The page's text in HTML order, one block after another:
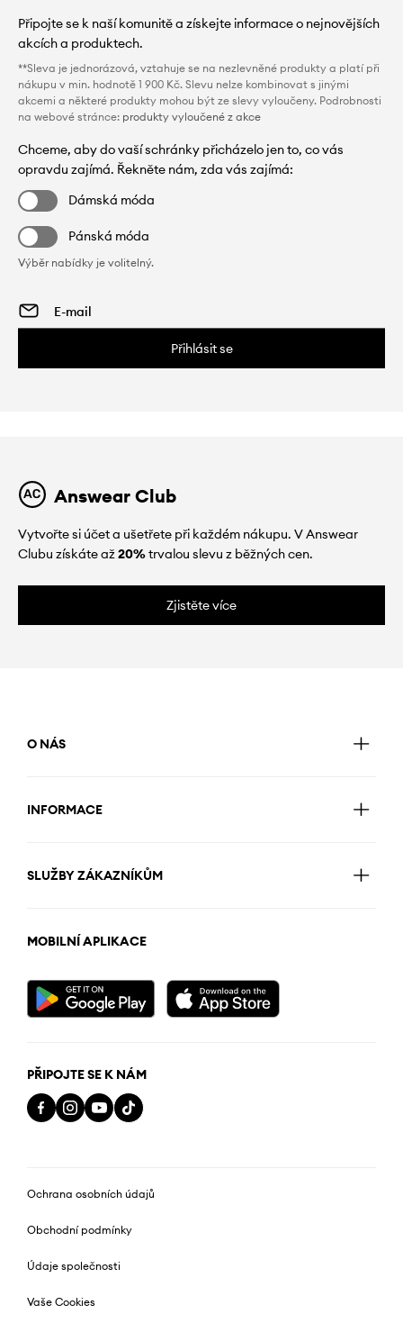
Připojte se k naší komunitě a získejte informace o nejnovějších
akcích a produktech.
**Sleva je jednorázová, vztahuje se na nezlevněné produkty a platí při
nákupu v min. hodnotě 1 900 Kč. Slevu nelze kombinovat s jinými
akcemi a některé produkty mohou být ze slevy vyloučeny. Podrobnosti
na webové stránce: produkty vyloučené z akce
Chceme, aby do vaší schránky přicházelo jen to, co vás
opravdu zajímá. Řekněte nám, zda vás zajímá:
Dámská móda
Pánská móda
Výběr nabídky je volitelný.
Přihlásit se
Answear Club
Vytvořte si účet a ušetřete při každém nákupu. V Answear
Clubu získáte až20%trvalou slevu z běžných cen.
Zjistěte více
O NÁS
INFORMACE
SLUŽBY ZÁKAZNÍKŮM
MOBILNÍ APLIKACE
PŘIPOJTE SE K NÁM
Ochrana osobních údajů
Obchodní podmínky
Údaje společnosti
Vaše Cookies